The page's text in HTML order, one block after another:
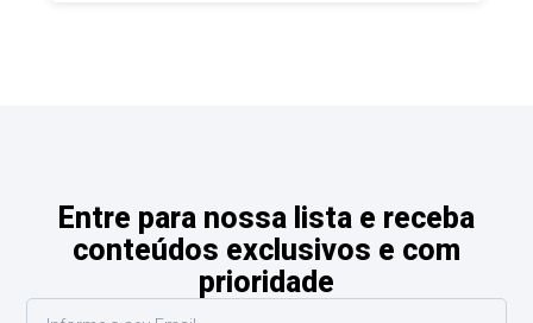
Entre para nossa lista e receba
conteúdos exclusivos e com
prioridade